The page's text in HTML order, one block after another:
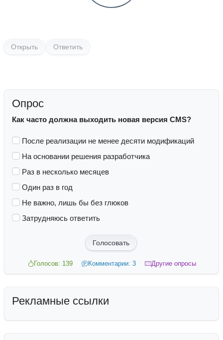
Открыть Ответить
Опрос
Как часто должна выходить новая версия CMS?
После реализации не менее десяти модификаций
На основании решения разработчика
Раз в несколько месяцев
Один раз в год
Не важно, лишь бы без глюков
Затрудняюсь ответить
Голосовать
Голосов: 139 Комментарии: 3 Другие опросы
Рекламные ссылки